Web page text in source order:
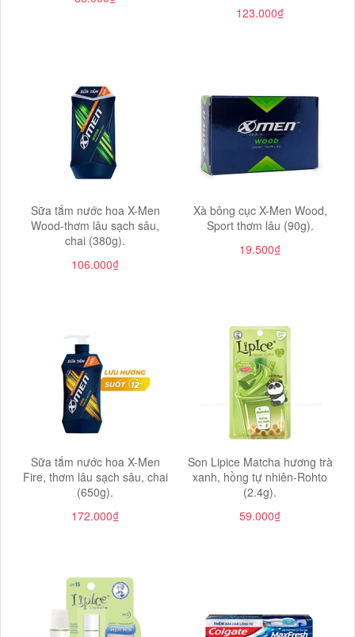
123.000₫
Sữa tắm nước hoa X-Men
Wood-thơm lâu sạch sâu,
chai (380g).
106.000₫
Xà bông cục X-Men Wood,
Sport thơm lâu (90g).
19.500₫
Sữa tắm nước hoa X-Men
Fire, thơm lâu sạch sâu, chai
(650g).
172.000₫
Son Lipice Matcha hương trà
xanh, hồng tự nhiên-Rohto
(2.4g).
59.000₫